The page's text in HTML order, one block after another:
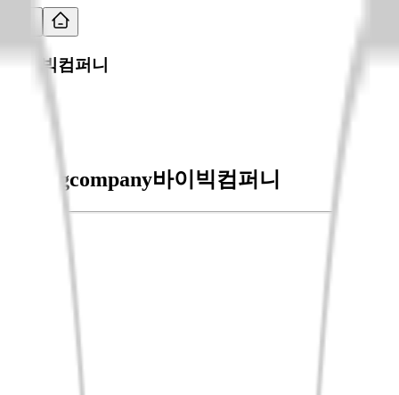
바이빅컴퍼니
buybigcompany바이빅컴퍼니